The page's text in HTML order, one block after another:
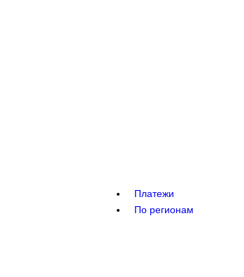
Платежи
По регионам